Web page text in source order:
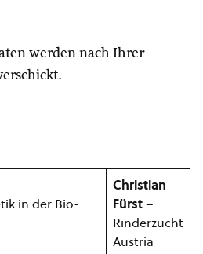
werden nach Ihrer
in der Bio-
Christian
Fürst–
Rinderzucht
Austria